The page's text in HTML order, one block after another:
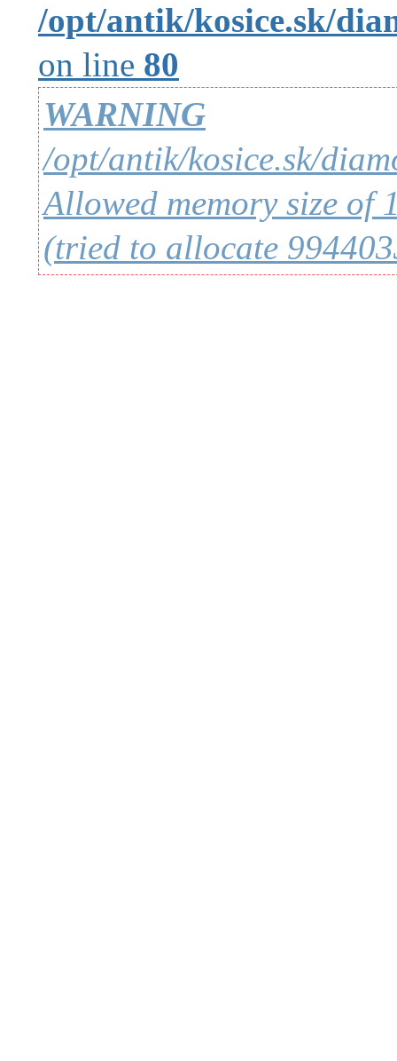
/opt/antik/kosice.sk/
on line 80
WARNING
/opt/antik/kosice.sk/
Allowed memory size of
(tried to allocate